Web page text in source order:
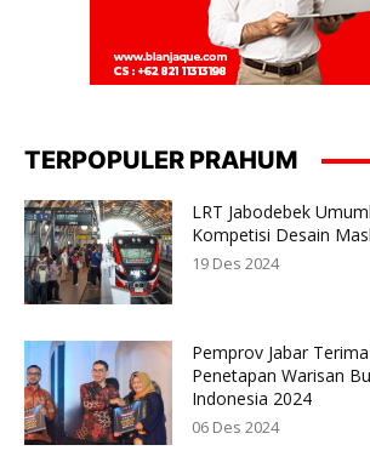
TERPOPULER PRAHUM
LRT Jabodebek
Kompetisi Desain
19 Des 2024
Pemprov Jabar
Penetapan Warisan
Indonesia 2024
06 Des 2024